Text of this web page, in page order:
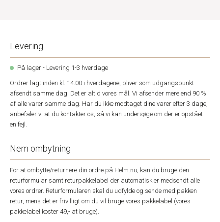
Levering
På lager - Levering 1-3 hverdage
Ordrer lagt inden kl. 14.00 i hverdagene, bliver som udgangspunkt
afsendt samme dag. Det er altid vores mål. Vi afsender mere end 90 %
af alle varer samme dag. Har du ikke modtaget dine varer efter 3 dage,
anbefaler vi at du kontakter os, så vi kan undersøge om der er opstået
en fejl.
Nem ombytning
For at ombytte/returnere din ordre på Helm.nu, kan du bruge den
returformular samt returpakkelabel der automatisk er medsendt alle
vores ordrer. Returformularen skal du udfylde og sende med pakken
retur, mens det er frivilligt om du vil bruge vores pakkelabel (vores
pakkelabel koster 49,- at bruge).